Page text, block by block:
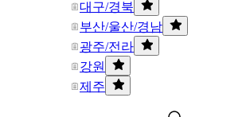
대구/경북
부산/울산/경남
광주/전라
강원
제주